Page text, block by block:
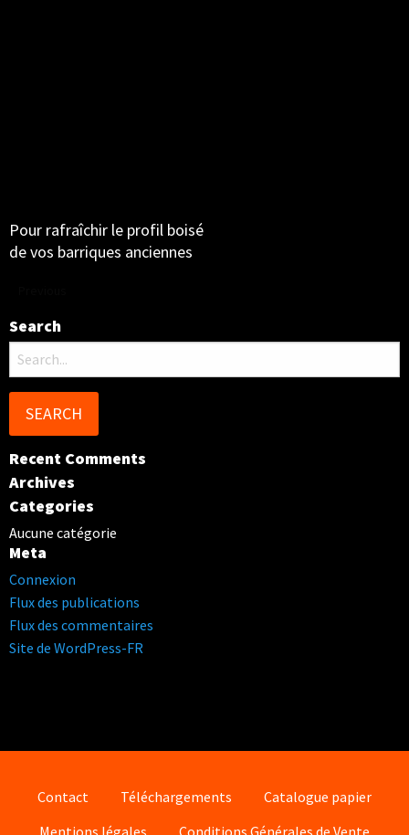
Pour rafraîchir le profil boisé
de vos barriques anciennes
Search
Search
for:
Recent Comments
Archives
Categories
Aucune catégorie
Meta
Connexion
Flux des publications
Flux des commentaires
Site de WordPress-FR
Contact Téléchargements
Catalogue papier